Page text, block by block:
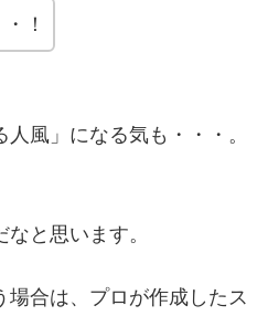
！
風」になる気も・・・。
と思います。
合は、プロが作成したス